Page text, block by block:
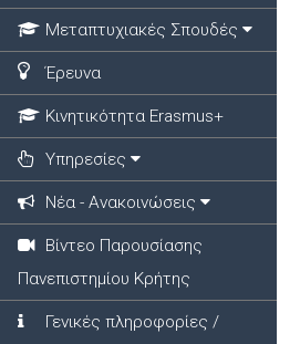
Μεταπτυχιακές Σπουδές
Έρευνα
Κινητικότητα Erasmus+
Υπηρεσίες
Νέα - Ανακοινώσεις
Βίντεο Παρουσίασης
Πανεπιστημίου Κρήτης
Γενικές πληροφορίες /